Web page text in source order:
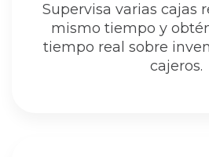
Supervisa varias cajas
mismo tiempo y
tiempo real sobre
cajeros.